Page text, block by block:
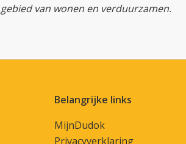
van wonen en verduurzamen.
Belangrijke links
MijnDudok
Privacyverklaring